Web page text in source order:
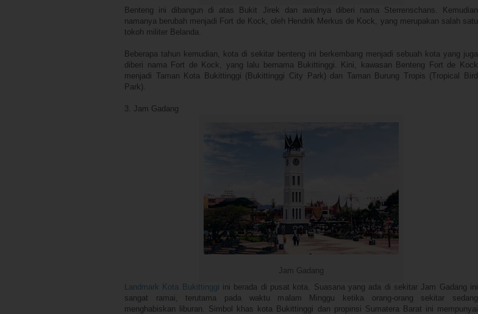
Benteng ini dibangun di atas Bukit Jirek dan awalnya diberi nama Sterrenschans. Kemudian
namanya berubah menjadi Fort de Kock, oleh Hendrik Merkus de Kock, yang merupakan salah satu
tokoh militer Belanda.
Beberapa tahun kemu­dian, kota di sekitar benteng ini berkembang menjadi sebuah kota yang juga
diberi nama Fort de Kock, yang lalu bernama Bukittinggi. Kini, kawasan Benteng Fort de Kock
menjadi Taman Kota Bukittinggi (Bukittinggi City Park) dan Taman Burung Tropis (Tropical Bird
Park).
3. Jam Gadang
Jam Gadang
Landmark Kota Bukittinggi ini berada di pusat kota. Suasana yang ada di sekitar Jam Gadang ini
sangat ramai, terutama pada waktu malam Minggu ketika orang-orang sekitar sedang
menghabiskan liburan. Simbol khas kota Bukittinggi dan propinsi Sumatera Barat ini mempunyai